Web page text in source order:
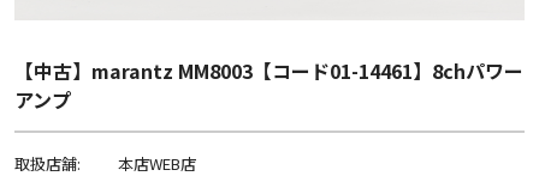
【中古】marantz MM8003【コード01-14461】8chパワー
アンプ
取扱店舗:
本店WEB店